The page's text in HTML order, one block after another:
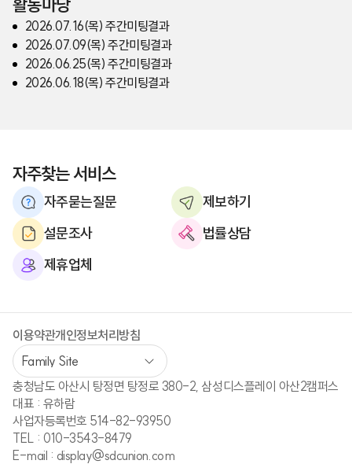
활동마당
2026.07.16(목) 주간미팅결과
2026.07.09(목) 주간미팅결과
2026.06.25(목) 주간미팅결과
2026.06.18(목) 주간미팅결과
자주찾는 서비스
자주묻는질문
제보하기
설문조사
법률상담
제휴업체
이용약관개인정보처리방침
충청남도 아산시 탕정면 탕정로 380-2, 삼성디스플레이 아산2캠퍼스
대표 : 유하람
사업자등록번호 514-82-93950
TEL : 010-3543-8479
E-mail : display@sdcunion.com